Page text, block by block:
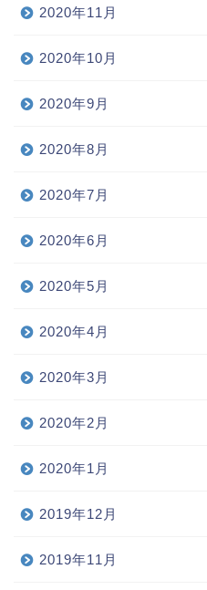
2020年11月
2020年10月
2020年9月
2020年8月
2020年7月
2020年6月
2020年5月
2020年4月
2020年3月
2020年2月
2020年1月
2019年12月
2019年11月